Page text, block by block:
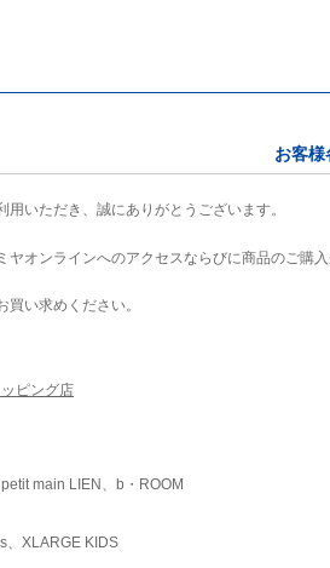
お客様
いただき、誠にありがとうございます。
ヤオンラインへのアクセスならびに商品のご購入
い求めください。
ピング店
main LIEN、b・ROOM
、XLARGE KIDS